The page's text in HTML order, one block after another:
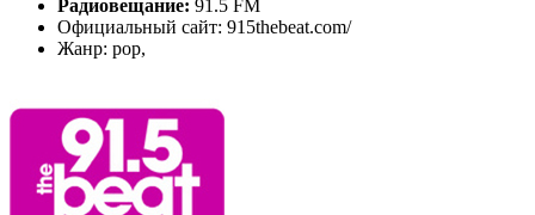
Радиовещание: 91.5 FM
Официальный сайт: 915thebeat.com/
Жанр: pop,